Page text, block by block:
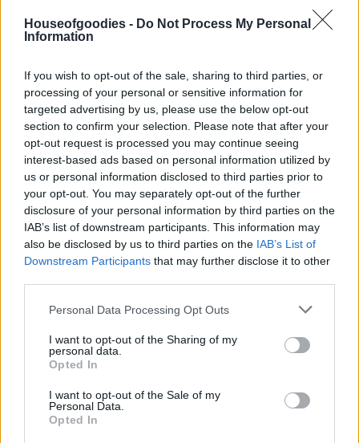
Houseofgoodies - Do Not Process My Personal
Information
If you wish to opt-out of the sale, sharing to third parties, or
processing of your personal or sensitive information for
targeted advertising by us, please use the below opt-out
section to confirm your selection. Please note that after your
opt-out request is processed you may continue seeing
interest-based ads based on personal information utilized by
us or personal information disclosed to third parties prior to
your opt-out. You may separately opt-out of the further
disclosure of your personal information by third parties on the
IAB’s list of downstream participants. This information may
also be disclosed by us to third parties on the IAB’s List of
Downstream Participants that may further disclose it to other
Please note that this website/app uses one or more Google
not limited to your visit or usage behaviour. You may click to
grant or deny consent to Google and its third-party tags to
use your data for below specified purposes in below Google
consent section.
Personal Data Processing Opt Outs
I want to opt-out of the Sharing of my
personal data.
Opted In
I want to opt-out of the Sale of my
Personal Data.
Opted In
Οι πληροφορίες δεν πρέπει να αντικαθιστούν οδηγίες ή
συμβουλές των γιατρών σας.
Προσθήκη στο καλάθι
ΚΩΔΙΚΌΣ ΠΡΟΪΌΝΤΟΣ:0.10654
ΚΑΤΗΓΟΡΊΕΣ:ΒΟΤΑΝΑ,ΒΟΤΑΝΑ,ΔΙΕΘΝΗ ΠΡΟΙΟΝΤΑ,
ΕΛΛΗΝΙΚΑ & ΔΙΕΘΝΗ ΠΡΟΙΟΝΤΑ ,ΜΑΓΕΙΡΙΚΗ ,ΜΠΑΚΑΛΙΚΟ
ΜΠΑΚΑΛΙΚΟ & ΜΑΓΕΙΡΙΚΗ,ΜΠΑΧΑΡΙΚΑ, ΜΠΑΧΑΡΙΚΑ &
ΒΟΤΑΝΑ, ΤΣΑΙ